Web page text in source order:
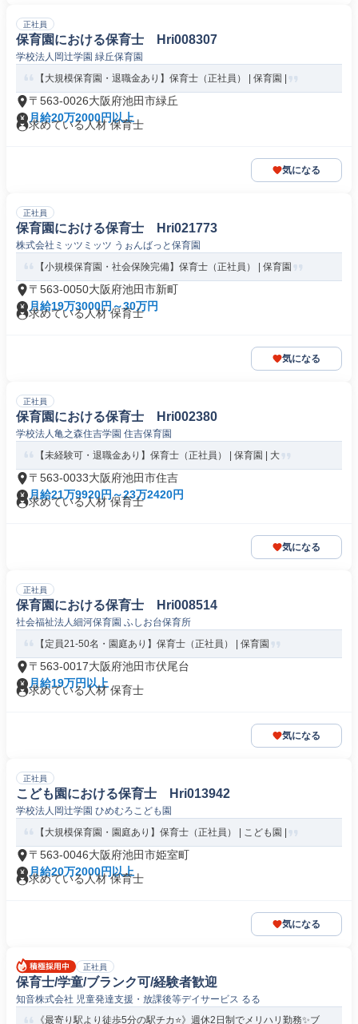
正社員
保育園における保育士 Hri008307
学校法人岡辻学園 緑丘保育園
【大規模保育園・退職金あり】保育士（正社員） | 保育園 |
〒563-0026大阪府池田市緑丘
月給20万2000円以上
求めている人材 保育士
気になる
正社員
保育園における保育士 Hri021773
株式会社ミッツミッツ うぉんばっと保育園
【小規模保育園・社会保険完備】保育士（正社員） | 保育園
〒563-0050大阪府池田市新町
月給19万3000円～30万円
求めている人材 保育士
気になる
正社員
保育園における保育士 Hri002380
学校法人亀之森住吉学園 住吉保育園
【未経験可・退職金あり】保育士（正社員） | 保育園 | 大
〒563-0033大阪府池田市住吉
月給21万9920円～23万2420円
求めている人材 保育士
気になる
正社員
保育園における保育士 Hri008514
社会福祉法人細河保育園 ふしお台保育所
【定員21-50名・園庭あり】保育士（正社員） | 保育園
〒563-0017大阪府池田市伏尾台
月給19万円以上
求めている人材 保育士
気になる
正社員
こども園における保育士 Hri013942
学校法人岡辻学園 ひめむろこども園
【大規模保育園・園庭あり】保育士（正社員） | こども園 |
〒563-0046大阪府池田市姫室町
月給20万2000円以上
求めている人材 保育士
気になる
正社員
保育士/学童/ブランク可/経験者歓迎
知音株式会社 児童発達支援・放課後等デイサービス るる
《最寄り駅より徒歩5分の駅チカ⭐》週休2日制でメリハリ勤務✨ブ